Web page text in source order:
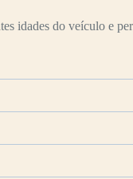
idades do veículo e